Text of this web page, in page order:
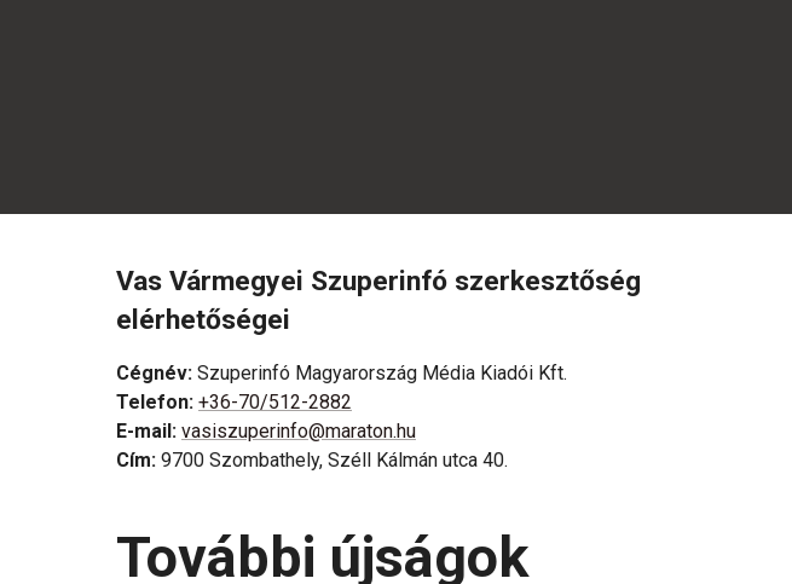
Vas Vármegyei Szuperinfó szerkesztőség
elérhetőségei
Cégnév: Szuperinfó Magyarország Média Kiadói Kft.
Telefon: +36-70/512-2882
E-mail: vasiszuperinfo@maraton.hu
Cím: 9700 Szombathely, Széll Kálmán utca 40.
További újságok